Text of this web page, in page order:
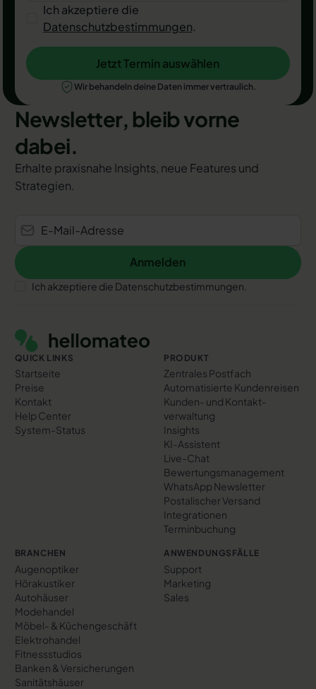
Ich akzeptiere die
Datenschutzbestimmungen.
Jetzt Termin auswählen
Jetzt Termin auswählen
Wir behandeln deine Daten immer vertraulich.
Newsletter, bleib vorne
dabei.
Erhalte praxisnahe Insights, neue Features und
Strategien.
Anmelden
Anmelden
Ich akzeptiere die Datenschutzbestimmungen.
QUICK LINKS
Startseite
Preise
Kontakt
Help Center
System-Status
PRODUKT
Zentrales Postfach
Automatisierte Kundenreisen
Kunden- und Kontakt­
verwaltung
Insights
KI-Assistent
Live-Chat
Bewertungs­management
WhatsApp Newsletter
Postalischer Versand
Integrationen
Terminbuchung
BRANCHEN
Augenoptiker
Hörakustiker
Autohäuser
Modehandel
Möbel- & Küchengeschäft
Elektrohandel
Fitnessstudios
Banken & Versicherungen
Sanitätshäuser
ANWENDUNGSFÄLLE
Support
Marketing
Sales